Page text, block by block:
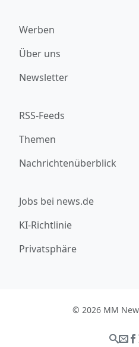
Werben
Über uns
Newsletter
RSS-Feeds
Themen
Nachrichtenüberblick
Jobs bei news.de
KI-Richtlinie
Privatsphäre
© 2026 MM